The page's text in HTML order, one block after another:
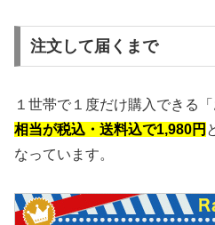
注文して届くまで
１世帯で１度だけ購入できる
相当が税込・送料込で1,980円
なっています。